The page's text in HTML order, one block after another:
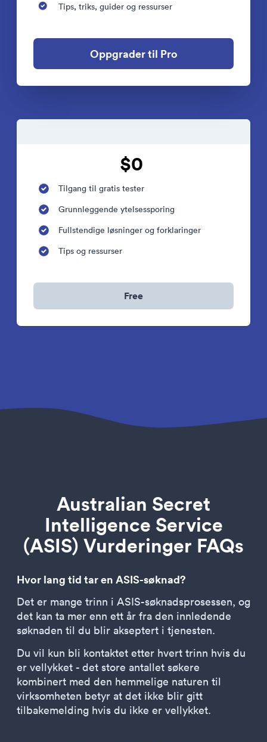
Tips, triks, guider og ressurser
Oppgrader til Pro
$0
Tilgang til gratis tester
Grunnleggende ytelsessporing
Fullstendige løsninger og forklaringer
Tips og ressurser
Free
Australian Secret
Intelligence Service
(ASIS) Vurderinger FAQs
Hvor lang tid tar en ASIS-søknad?
Det er mange trinn i ASIS-søknadsprosessen, og
det kan ta mer enn ett år fra den innledende
søknaden til du blir akseptert i tjenesten.
Du vil kun bli kontaktet etter hvert trinn hvis du
er vellykket - det store antallet søkere
kombinert med den hemmelige naturen til
virksomheten betyr at det ikke blir gitt
tilbakemelding hvis du ikke er vellykket.